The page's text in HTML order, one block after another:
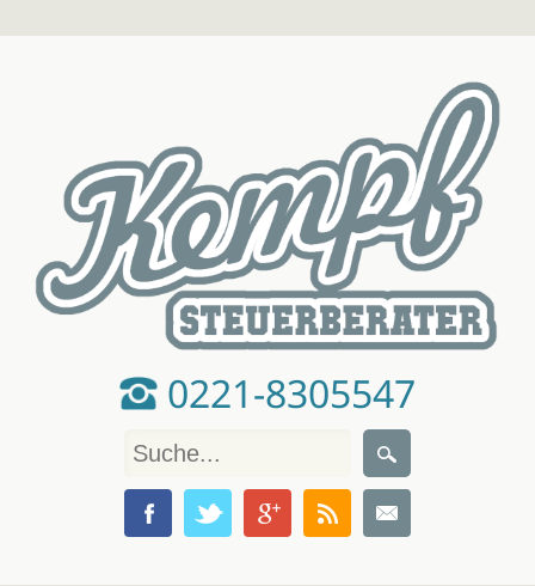
0221-8305547